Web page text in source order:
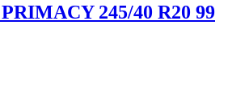
245/40 R20 99